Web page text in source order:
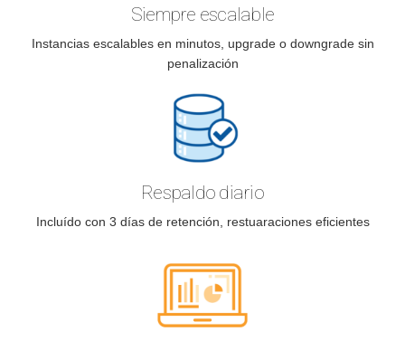
Siempre escalable
Instancias escalables en minutos, upgrade o downgrade sin
penalización
Respaldo diario
Incluído con 3 días de retención, restuaraciones eficientes